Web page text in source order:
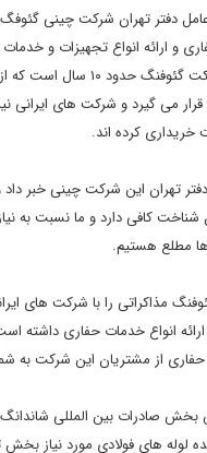
دفتر تهران شرکت چینی
و ارائه انواع تجهیزات و
گفت: تجهیزات شرکت گئوفنگ
قرار می گیرد و شرکت های ایرانی
خریداری کرده اند.
دفتر تهران این شرکت چینی خبر
شناخت کافی دارد و ما نسبت به
مطلع هستیم.
مذاکراتی را با شرکت های
انواع خدمات حفاری داشته
حفاری از مشتریان این شرکت به
صادرات بین المللی
لوله های فولادی مورد نیاز